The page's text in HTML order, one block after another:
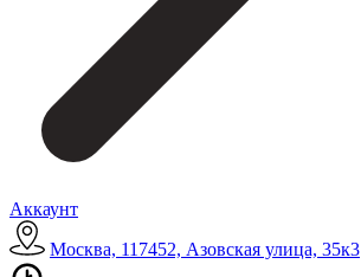
Аккаунт
Москва, 117452, Азовская улица, 35к3